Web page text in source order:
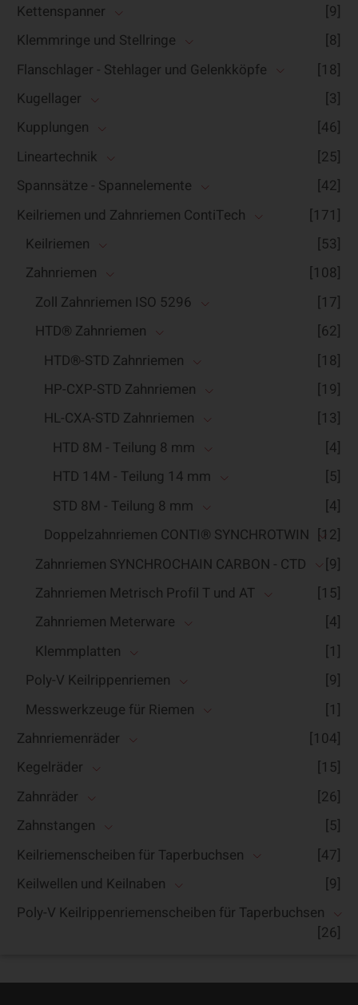
Kettenspanner
[9]
Klemmringe und Stellringe
[8]
Flanschlager - Stehlager und Gelenkköpfe
[18]
Kugellager
[3]
Kupplungen
[46]
Lineartechnik
[25]
Spannsätze - Spannelemente
[42]
Keilriemen und Zahnriemen ContiTech
[171]
Keilriemen
[53]
Zahnriemen
[108]
Zoll Zahnriemen ISO 5296
[17]
HTD® Zahnriemen
[62]
HTD®-STD Zahnriemen
[18]
HP-CXP-STD Zahnriemen
[19]
HL-CXA-STD Zahnriemen
[13]
HTD 8M - Teilung 8 mm
[4]
HTD 14M - Teilung 14 mm
[5]
STD 8M - Teilung 8 mm
[4]
Doppelzahnriemen CONTI® SYNCHROTWIN [12]
Zahnriemen SYNCHROCHAIN CARBON - CTD
[9]
Zahnriemen Metrisch Profil T und AT
[15]
Zahnriemen Meterware
[4]
Klemmplatten
[1]
Poly-V Keilrippenriemen
[9]
Messwerkzeuge für Riemen
[1]
Zahnriemenräder
[104]
Kegelräder
[15]
Zahnräder
[26]
Zahnstangen
[5]
Keilriemenscheiben für Taperbuchsen
[47]
Keilwellen und Keilnaben
[9]
Poly-V Keilrippenriemenscheiben für Taperbuchsen
[26]